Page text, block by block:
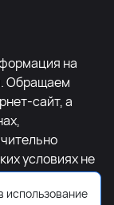
на
Обращаем
сайт, а
условиях не
кодекса